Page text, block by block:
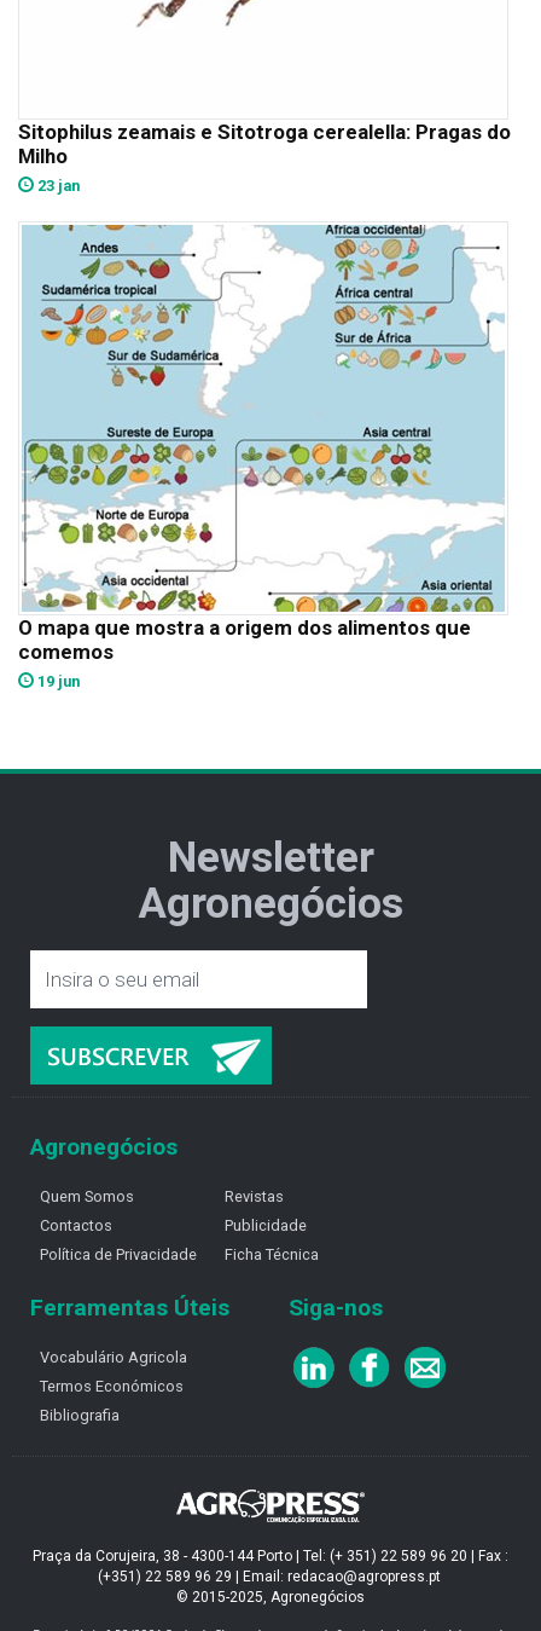
Sitophilus zeamais e Sitotroga cerealella: Pragas do
Milho
23 jan
O mapa que mostra a origem dos alimentos que
comemos
19 jun
Newsletter
Agronegócios
Agronegócios
Quem Somos
Contactos
Política de Privacidade
Revistas
Publicidade
Ficha Técnica
Ferramentas Úteis
Vocabulário Agricola
Termos Económicos
Bibliografia
Siga-nos
Praça da Corujeira, 38 - 4300-144 Porto | Tel: (+ 351) 22 589 96 20 | Fax :
(+351) 22 589 96 29 | Email: redacao@agropress.pt
© 2015-2025, Agronegócios